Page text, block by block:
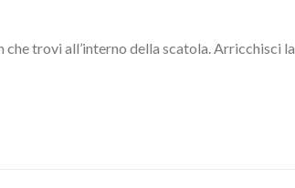
che trovi all’interno della scatola. Arricchisci la